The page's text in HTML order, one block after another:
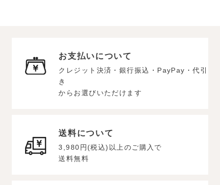
お支払いについて
クレジット決済・銀行振込・PayPay・代引
き
からお選びいただけます
送料について
3,980円(税込)以上のご購入で
送料無料